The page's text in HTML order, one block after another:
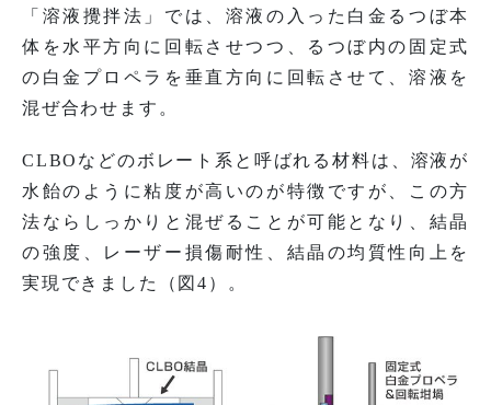
「溶液攪拌法」では、溶液の入った白金るつぼ本
体を水平方向に回転させつつ、るつぼ内の固定式
の白金プロペラを垂直方向に回転させて、溶液を
混ぜ合わせます。
CLBOなどのボレート系と呼ばれる材料は、溶液が
水飴のように粘度が高いのが特徴ですが、この方
法ならしっかりと混ぜることが可能となり、結晶
の強度、レーザー損傷耐性、結晶の均質性向上を
実現できました（図4）。